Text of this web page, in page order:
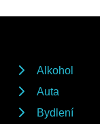
Alkohol
Auta
Bydlení